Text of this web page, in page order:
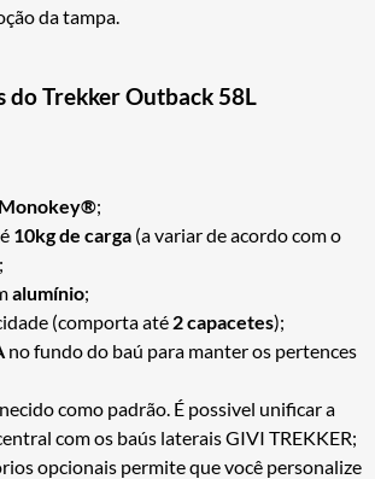
da tampa.
do Trekker Outback 58L
Monokey®;
10kg de carga (a variar de acordo com o
alumínio;
(comporta até 2 capacetes);
no fundo do baú para manter os pertences
como padrão. É possivel unificar a
com os baús laterais GIVI TREKKER;
opcionais permite que você personalize